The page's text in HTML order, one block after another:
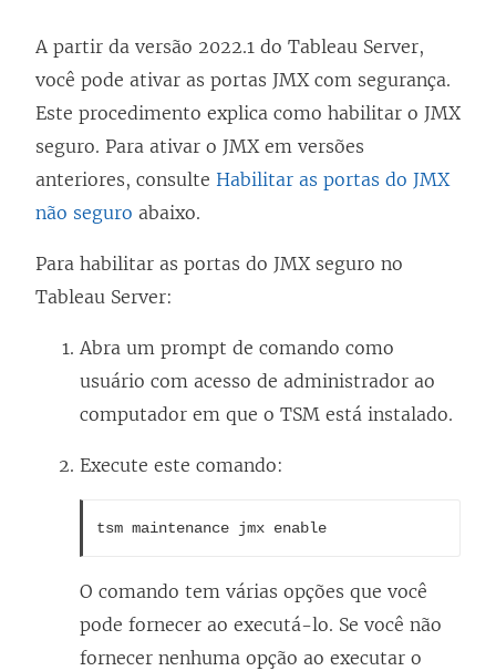
A partir da versão 2022.1 do Tableau Server,
você pode ativar as portas JMX com segurança.
Este procedimento explica como habilitar o JMX
seguro. Para ativar o JMX em versões
anteriores, consulte Habilitar as portas do JMX
não seguro abaixo.
Para habilitar as portas do JMX seguro no
Tableau Server:
Abra um prompt de comando como
usuário com acesso de administrador ao
computador em que o TSM está instalado.
Execute este comando:
tsm maintenance jmx enable
O comando tem várias opções que você
pode fornecer ao executá-lo. Se você não
fornecer nenhuma opção ao executar o